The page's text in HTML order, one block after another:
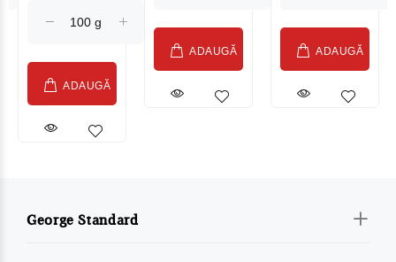
ADAUGĂ
ADAUGĂ ADAUGĂ
George Standard